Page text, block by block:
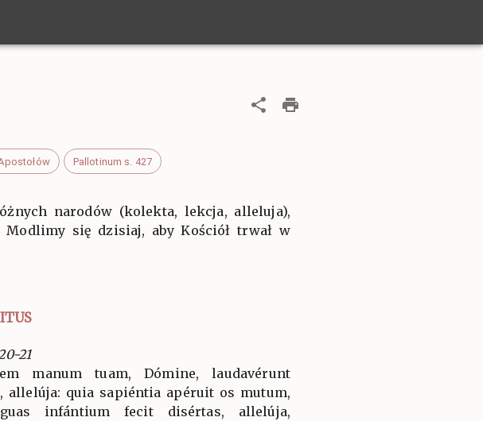
Pallotinum s. 427
narodów (kolekta, lekcja, alleluja),
się dzisiaj, aby Kościół trwał w
21
manum tuam, Dómine, laudavérunt
allelúja: quia sapiéntia apéruit os mutum,
infántium fecit disértas, allelúja,